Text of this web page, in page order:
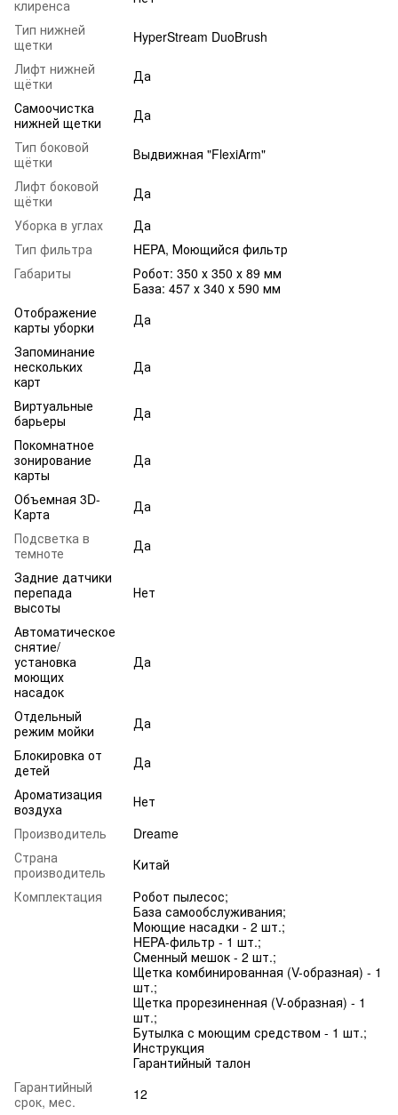
клиренса
Тип нижней
щетки
HyperStream DuoBrush
Лифт нижней
щётки
Да
Самоочистка
нижней щетки
Да
Тип боковой
щётки
Выдвижная "FlexiArm"
Лифт боковой
щётки
Да
Уборка в углах
Да
Тип фильтра
HEPA, Моющийся фильтр
Габариты
Робот: 350 х 350 х 89 мм
База: 457 х 340 х 590 мм
Отображение
карты уборки
Да
Запоминание
нескольких
карт
Да
Виртуальные
барьеры
Да
Покомнатное
зонирование
карты
Да
Объемная 3D-
Карта
Да
Подсветка в
темноте
Да
Задние датчики
перепада
высоты
Нет
Автоматическое
снятие/
установка
моющих
насадок
Да
Отдельный
режим мойки
Да
Блокировка от
детей
Да
Ароматизация
воздуха
Нет
Производитель
Dreame
Страна
производитель
Китай
Комплектация
Робот пылесос;
База самообслуживания;
Моющие насадки - 2 шт.;
HEPA-фильтр - 1 шт.;
Сменный мешок - 2 шт.;
Щетка комбинированная (V-образная) - 1
шт.;
Щетка прорезиненная (V-образная) - 1
шт.;
Бутылка с моющим средством - 1 шт.;
Инструкция
Гарантийный талон
Гарантийный
срок, мес.
12